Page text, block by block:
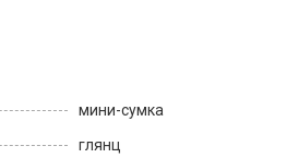
мини-сумка
глянц